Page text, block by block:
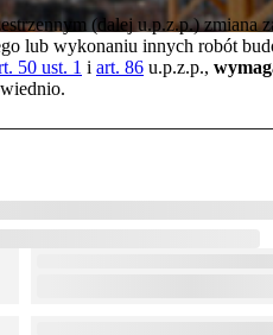
(dalej u.p.z.p.) zmiana
lub wykonaniu innych robót
50 ust. 1 i art. 86 u.p.z.p.,